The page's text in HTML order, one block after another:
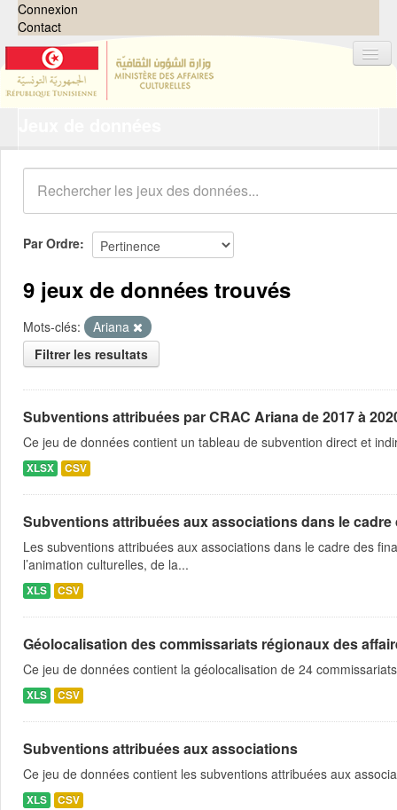
Connexion
Contact
Organisations
Groupes
Demandes 0
À propos
Par Ordre
9 jeux de données trouvés
Mots-clés:
Ariana
Filtrer les resultats
Subventions attribuées par CRAC Ariana de 2017 à
Ce jeu de données contient un tableau de subvention direct et
XLSX CSV
Subventions attribuées aux associations dans le
Les subventions attribuées aux associations dans le cadre des
l’animation culturelles, de la...
XLS CSV
Géolocalisation des commissariats régionaux des
Ce jeu de données contient la géolocalisation de 24
XLS CSV
Subventions attribuées aux associations
Ce jeu de données contient les subventions attribuées aux
XLS CSV